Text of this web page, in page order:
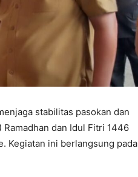
stabilitas pasokan dan
Ramadhan dan Idul Fitri 1446
Kegiatan ini berlangsung pada